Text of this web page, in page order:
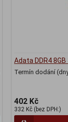
Adata DDR4
Termín dodání
402 Kč
332 Kč (bez DPH:)